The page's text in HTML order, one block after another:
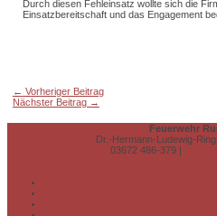
Durch diesen Fehleinsatz wollte sich die
Einsatzbereitschaft und das Engagement
Beitragsnavigation
← Vorheriger Beitrag
Nächster Beitrag →
Feuerwehr
Dr.-Hermann-Ludewig-
03672 486-379 |